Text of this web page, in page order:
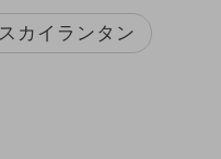
スカイランタン